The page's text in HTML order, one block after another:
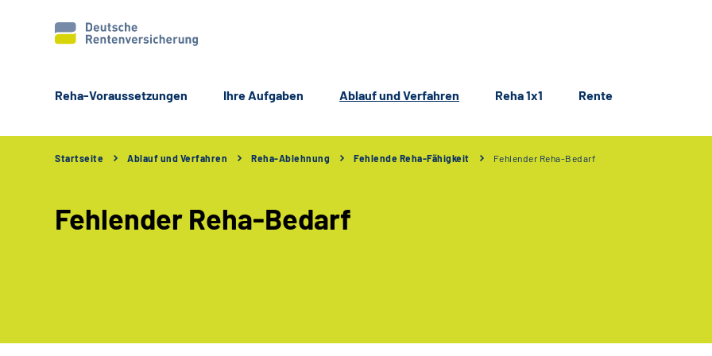
Reha-Voraussetzungen Ihre Aufgaben Ablauf und Verfahren Reha 1x1 Rente
Startseite Ablauf und Verfahren Reha-Ablehnung Fehlende Reha-Fähigkeit Fehlender Reha-Bedarf
Fehlender Reha-Bedarf